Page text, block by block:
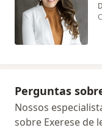
Perguntas
Nossos
sobre Exerese de